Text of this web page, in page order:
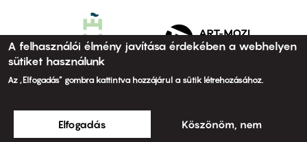
A felhasználói élmény javítása érdekében a webhelyen
sütiket használunk
Az „Elfogadás” gombra kattintva hozzájárul a sütik létrehozásához.
Elfogadás Köszönöm, nem